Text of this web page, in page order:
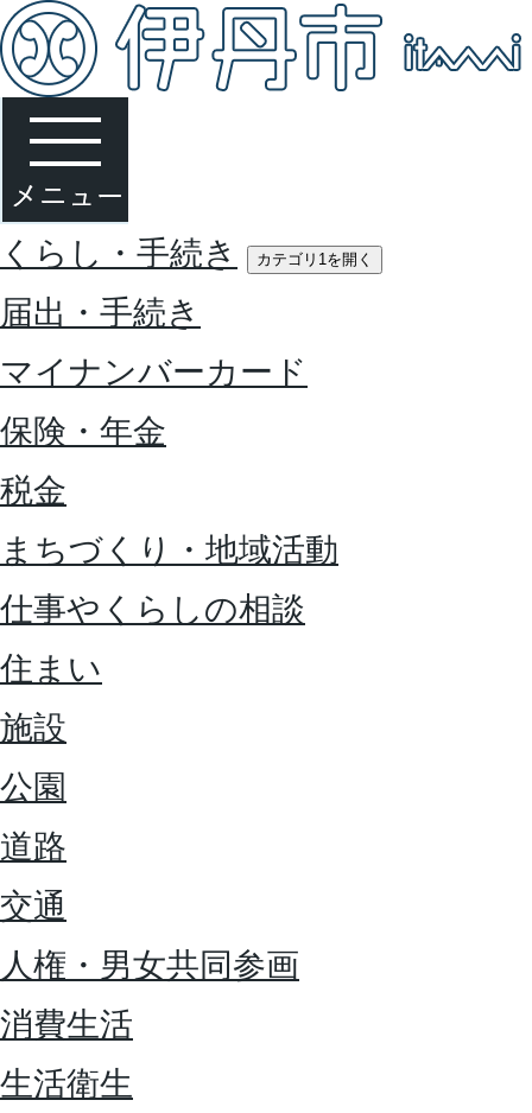
くらし・手続き カテゴリ1を開く
届出・手続き
マイナンバーカード
保険・年金
税金
まちづくり・地域活動
仕事やくらしの相談
住まい
施設
公園
道路
交通
人権・男女共同参画
消費生活
生活衛生